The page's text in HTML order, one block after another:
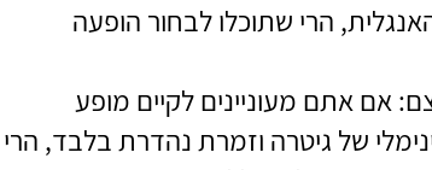
הרי שתוכלו לבחור הופעה
אם אתם מעוניינים לקיים מופע
של גיטרה וזמרת נהדרת בלבד, הרי